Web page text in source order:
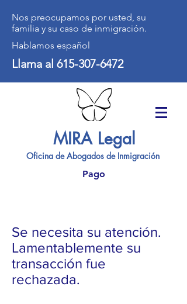
Nos preocupamos por usted, su
familia y su caso de inmigración.
Hablamos español
Llama al 615-307-6472
MIRA Legal
Oficina de Abogados de Inmigración
Pago
Se necesita su atención.
Lamentablemente su
transacción fue
rechazada.